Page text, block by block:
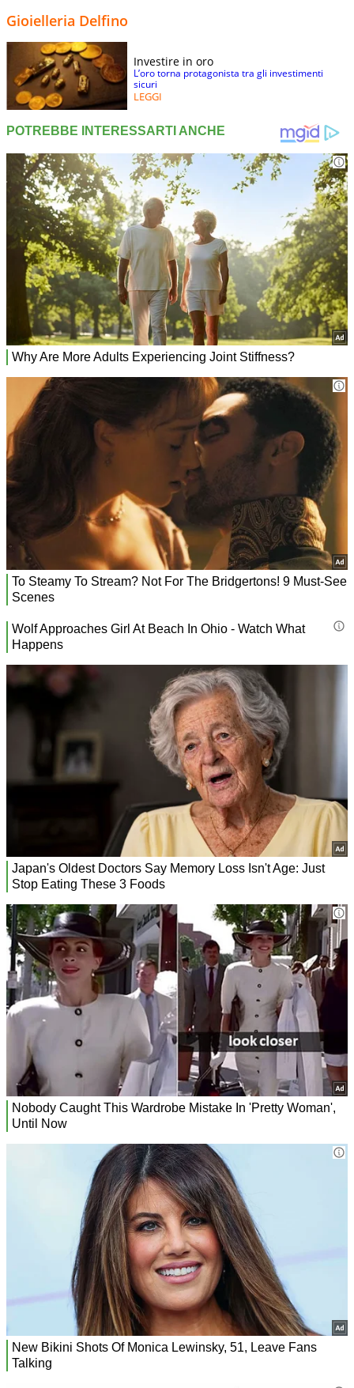
Gioielleria Delfino
Investire in oro
L’oro torna protagonista tra gli investimenti
sicuri
LEGGI